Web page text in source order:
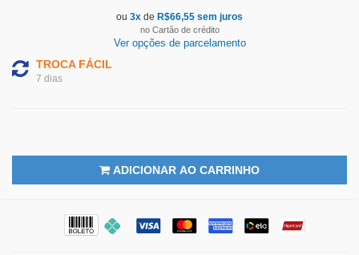
ou 3x de R$66,55 sem juros
no Cartão de crédito
Ver opções de parcelamento
TROCA FÁCIL
7 dias
ADICIONAR AO CARRINHO